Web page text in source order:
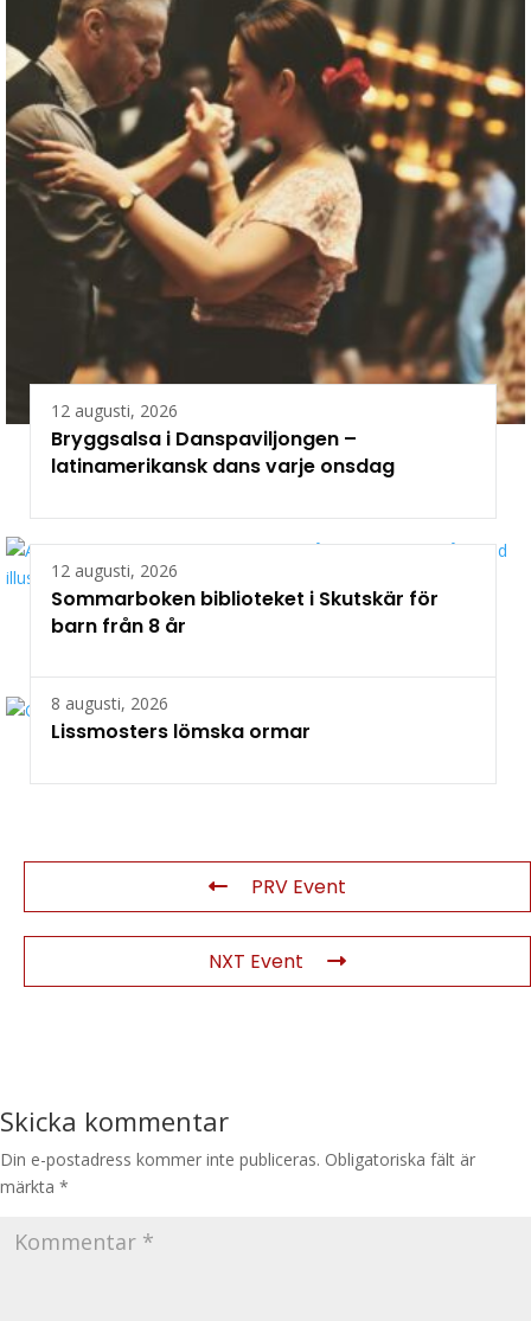
12 augusti, 2026
Bryggsalsa i Danspaviljongen –
latinamerikansk dans varje onsdag
12 augusti, 2026
Sommarboken biblioteket i Skutskär för
barn från 8 år
8 augusti, 2026
Lissmosters lömska ormar
PRV Event
NXT Event
Skicka kommentar
Din e-postadress kommer inte publiceras. Obligatoriska fält är
märkta *